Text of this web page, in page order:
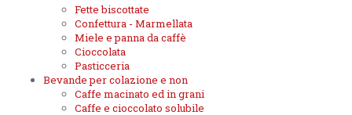
Fette biscottate
Confettura - Marmellata
Miele e panna da caffè
Cioccolata
Pasticceria
Bevande per colazione e non
Caffe macinato ed in grani
Caffe e cioccolato solubile